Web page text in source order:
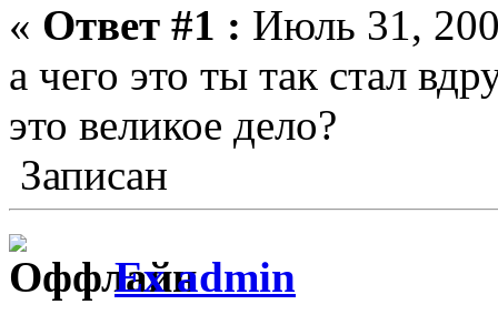
« Ответ #1 : Июль 31,
а чего это ты так стал
это великое дело?
Записан
Ex admin